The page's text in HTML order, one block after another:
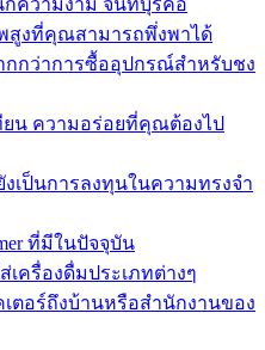
งที่คุณสามารถพึ่งพาได้
ากกว่าการซื้ออุปกรณ์สำหรับชง
ยน ความอร่อยที่คุณต้องไป
งเป็นการลงทุนในความทรงจำ
ที่มีในปัจจุบัน
เครื่องดื่มประเภทต่างๆ
เตอร์ถึงบ้านหรือสำนักงานของ